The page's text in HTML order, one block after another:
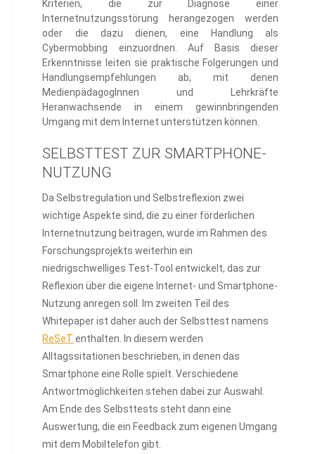
Kriterien, die zur Diagnose einer
Internetnutzungsstörung herangezogen werden
oder die dazu dienen, eine Handlung als
Cybermobbing einzuordnen. Auf Basis dieser
Erkenntnisse leiten sie praktische Folgerungen und
Handlungsempfehlungen ab, mit denen
MedienpädagogInnen und Lehrkräfte
Heranwachsende in einem gewinnbringenden
Umgang mit dem Internet unterstützen können.
SELBSTTEST ZUR SMARTPHONE-
NUTZUNG
Da Selbstregulation und Selbstreflexion zwei
wichtige Aspekte sind, die zu einer förderlichen
Internetnutzung beitragen, wurde im Rahmen des
Forschungsprojekts weiterhin ein
niedrigschwelliges Test-Tool entwickelt, das zur
Reflexion über die eigene Internet- und Smartphone-
Nutzung anregen soll. Im zweiten Teil des
Whitepaper ist daher auch der Selbsttest namens
ReSeT enthalten. In diesem werden
Alltagssitationen beschrieben, in denen das
Smartphone eine Rolle spielt. Verschiedene
Antwortmöglichkeiten stehen dabei zur Auswahl.
Am Ende des Selbsttests steht dann eine
Auswertung, die ein Feedback zum eigenen Umgang
mit dem Mobiltelefon gibt.